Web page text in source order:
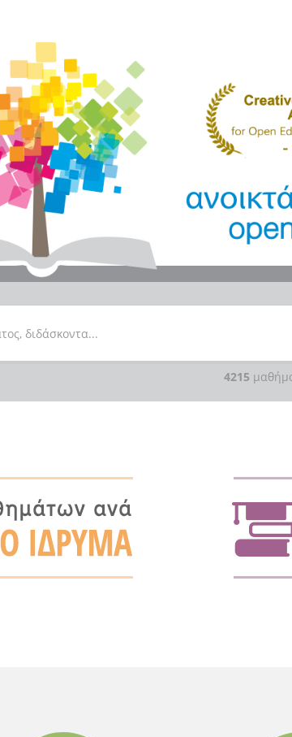
4215